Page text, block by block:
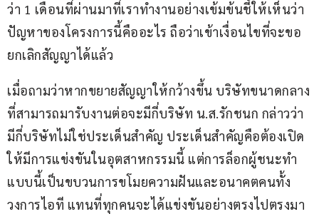
ว่า 1 เดือนที่ผ่านมาที่เราทำงานอย่างเข้มข้นชี้ให้เห็นว่า
ปัญหาของโครงการนี้คืออะไร ถือว่าเข้าเงื่อนไขที่จะขอ
ยกเลิกสัญญาได้แล้ว
เมื่อถามว่าหากขยายสัญญาให้กว้างขึ้น บริษัทขนาดกลาง
ที่สามารถมารับงานต่อจะมีกี่บริษัท น.ส.รักชนก กล่าวว่า
มีกี่บริษัทไม่ใช่ประเด็นสำคัญ ประเด็นสำคัญคือต้องเปิด
ให้มีการแข่งขันในอุตสาหกรรมนี้ แต่การล็อกผู้ชนะทำ
แบบนี้เป็นขบวนการขโมยความฝันและอนาคตคนทั้ง
วงการไอที แทนที่ทุกคนจะได้แข่งขันอย่างตรงไปตรงมา